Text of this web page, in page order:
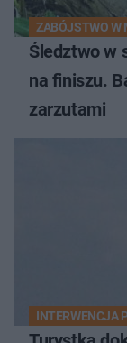
ZABÓJSTWO W
Śledztwo w
na finiszu.
zarzutami
INTERWENCJA